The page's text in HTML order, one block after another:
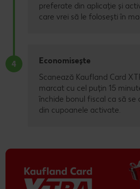
preferate din aplicație și
care vrei să le folosești în
4
Economisește
Scanează Kaufland Card
marcat cu cel puțin 15
închide bonul fiscal ca să se
din cupoanele activate.